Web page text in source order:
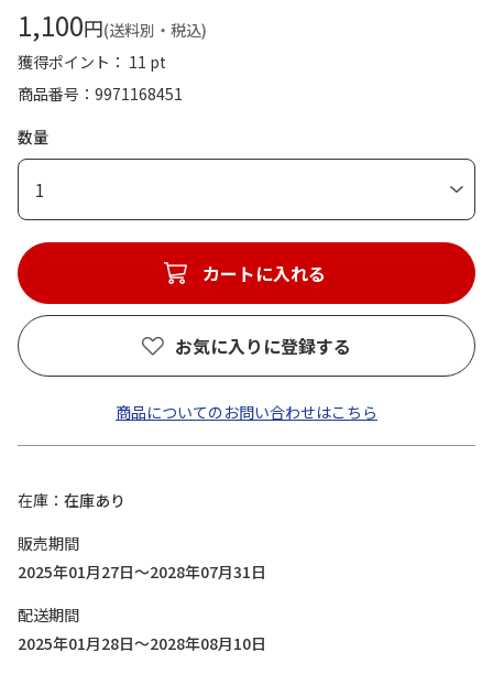
1,100円(送料別・税込)
獲得ポイント： 11 pt
商品番号
9971168451
数量
1
カートに入れる
お気に入りに登録する
商品についてのお問い合わせはこちら
在庫
在庫あり
販売期間
2025年01月27日～2028年07月31日
配送期間
2025年01月28日～2028年08月10日